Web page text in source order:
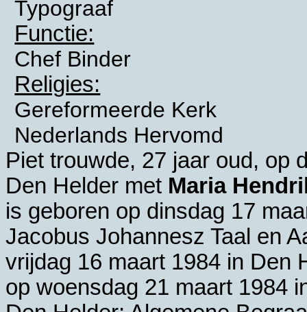
Typograaf
Functie:
Chef Binder
Religies:
Gereformeerde Kerk
Nederlands Hervomd
Piet trouwde, 27 jaar oud, op
Den Helder met Maria
is geboren op dinsdag 17
Jacobus Johannesz Taal en
vrijdag 16 maart 1984 in Den
op woensdag 21 maart 1984